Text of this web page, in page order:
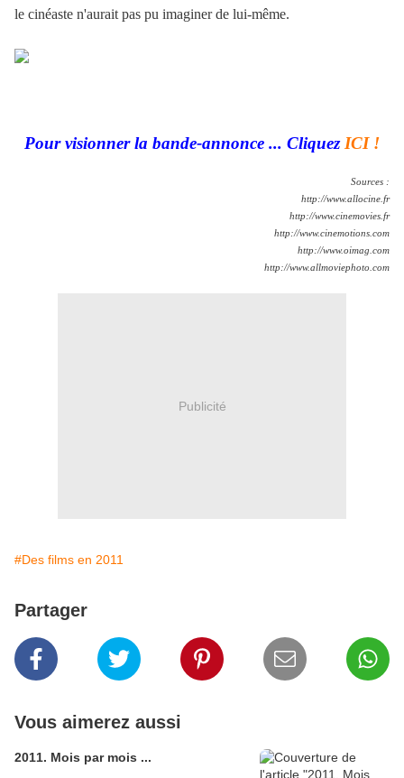
le cinéaste n'aurait pas pu imaginer de lui-même.
Pour visionner la bande-annonce ... Cliquez ICI !
Sources :
http://www.allocine.fr
http://www.cinemovies.fr
http://www.cinemotions.com
http://www.oimag.com
http://www.allmoviephoto.com
Publicité
#Des films en 2011
Partager
Vous aimerez aussi
2011. Mois par mois ...